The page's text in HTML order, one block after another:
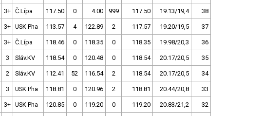
3+ Č.Lípa 117.50 0 4.00 999 117.50 19.13/19,4 38
3+ USK Pha 113.57 4 122.89 2 117.57 19.20/19,5 37
3+ Č.Lípa 118.46 0 118.35 0 118.35 19.98/20,3 36
3 Sláv.KV 118.54 0 120.48 0 118.54 20.17/20,5 35
2 Sláv.KV 112.41 52 116.54 2 118.54 20.17/20,5 34
3 USK Pha 118.81 0 120.96 2 118.81 20.44/20,8 33
3+ USK Pha 120.85 0 119.20 0 119.20 20.83/21,2 32